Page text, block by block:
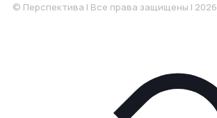
© Перспектива | Все права защищены | 2026